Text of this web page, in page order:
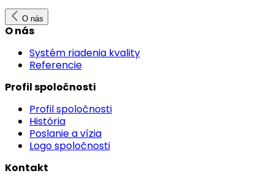
O nás
O nás
Systém riadenia kvality
Referencie
Profil spoločnosti
Profil spoločnosti
História
Poslanie a vízia
Logo spoločnosti
Kontakt